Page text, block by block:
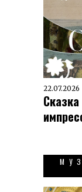
22.07.2026